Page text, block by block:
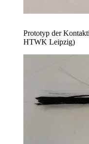
Prototyp der
HTWK Leipzig)